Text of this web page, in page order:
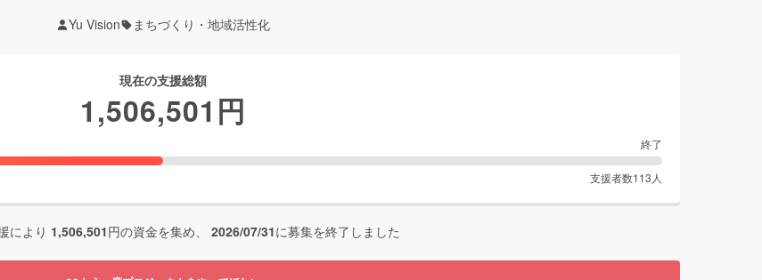
Yu Vision まちづくり・地域活性化
現在の支援総額
1,506,501 円
終了
支援者数113 人
により 1,506,501円の資金を集め、 2026/07/31に募集を終了しました